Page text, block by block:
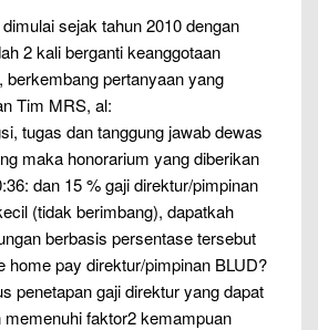
sejak tahun 2010 dengan
2 kali berganti keanggotaan
berkembang pertanyaan yang
Tim MRS, al:
tugas dan tanggung jawab dewas
maka honorarium yang diberikan
dan 15 % gaji direktur/pimpinan
(tidak berimbang), dapatkah
berbasis persentase tersebut
home pay direktur/pimpinan BLUD?
penetapan gaji direktur yang dapat
faktor2 kemampuan